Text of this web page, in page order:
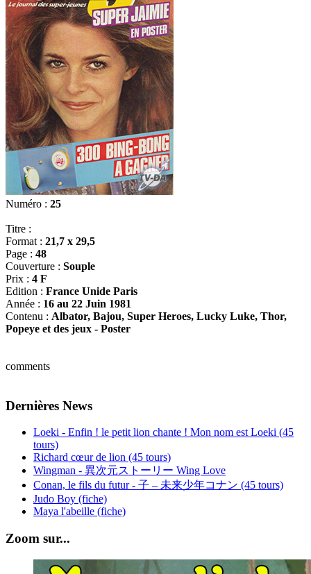
Numéro : 25
Titre :
Format : 21,7 x 29,5
Page : 48
Couverture : Souple
Prix : 4 F
Edition : France Unide Paris
Année : 16 au 22 Juin 1981
Contenu : Albator, Bajou, Super Heroes, Lucky Luke, Thor,
Popeye et des jeux - Poster
comments
Dernières News
Loeki - Enfin ! le petit lion chante ! Mon nom est Loeki (45
tours)
Richard cœur de lion (45 tours)
Wingman - 異次元ストーリー Wing Love
Conan, le fils du futur - 子 – 未来少年コナン (45 tours)
Judo Boy (fiche)
Maya l'abeille (fiche)
Zoom sur...